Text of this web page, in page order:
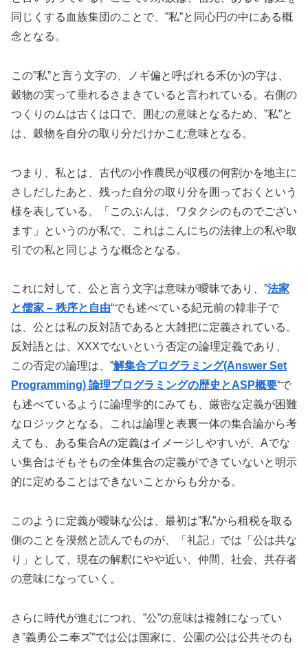
同じくする血族集団のことで、”私”と同心円の中にある概
念となる。
この”私”と言う文字の、ノギ偏と呼ばれる禾(か)の字は、
穀物の実って垂れるさまきていると言われている。右側の
つくりのムは古くは口で、囲むの意味となるため、”私”と
は、穀物を自分の取り分だけかこむ意味となる。
つまり、私とは、古代の小作農民が収穫の何割かを地主に
さしだしたあと、残った自分の取り分を囲っておくという
様を表している。「このぶんは、ワタクシのものでござい
ます」というのが私で、これはこんにちの法律上の私や取
引での私と同じような概念となる。
これに対して、公と言う文字は意味が曖昧であり、”法家
と儒家 – 秩序と自由“でも述べている紀元前の韓非子で
は、公とは私の反対語であると大雑把に定義されている。
反対語とは、XXXでないという否定の論理定義であり、
この否定の論理は、”解集合プログラミング(Answer Set
Programming) 論理プログラミングの歴史とASP概要“で
も述べているように論理学的にみても、厳密な定義が困難
なロジックとなる。これは論理と表裏一体の集合論から考
えても、ある集合Aの定義はイメージしやすいが、Aでな
い集合はそもそもの全体集合の定義ができていないと明示
的に定めることはできないことからも分かる。
このように定義が曖昧な公は、最初は”私”から租税を取る
側のことを漠然と読んでものが、「礼記」では「公は共な
り」として、現在の解釈にやや近い、仲間、社会、共存者
の意味になっていく。
さらに時代が進むにつれ、”公”の意味は複雑になってい
き”義勇公ニ奉ズ”では公は国家に、公園の公は公共そのも